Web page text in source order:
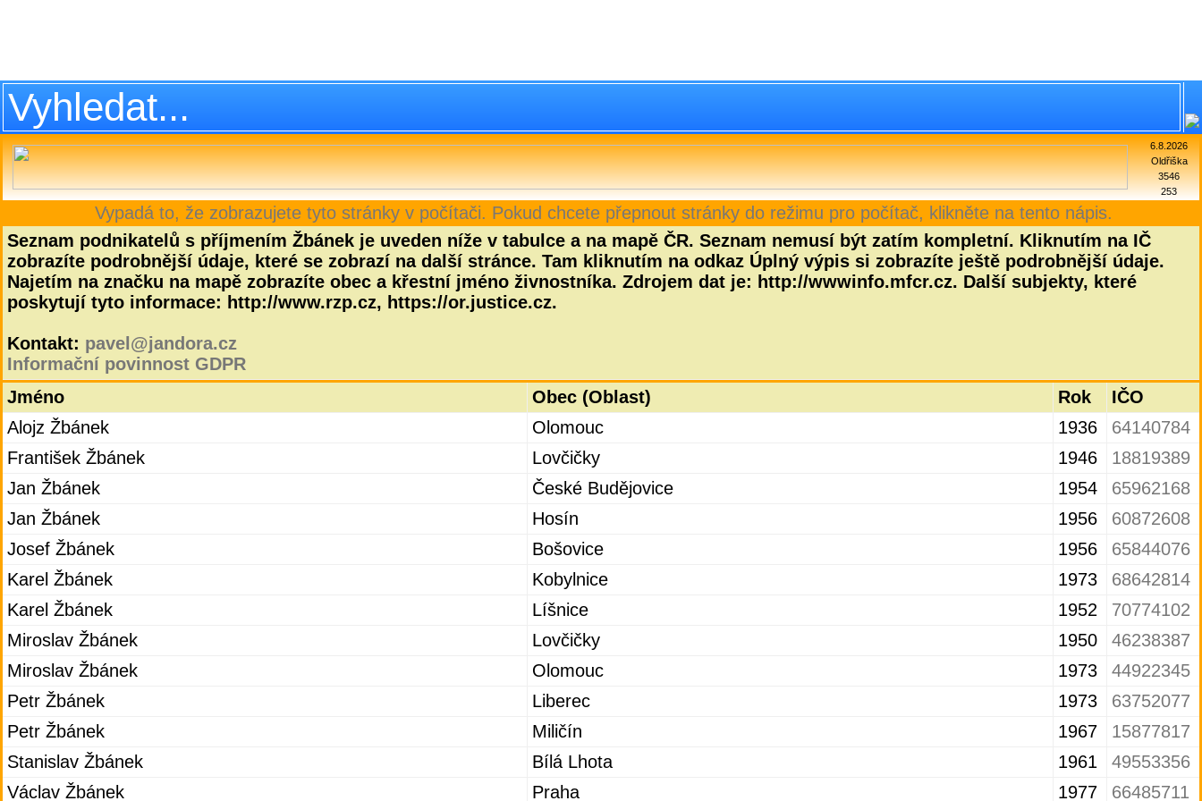
6.8.2026
Oldřiška
3546
253
Vypadá to, že zobrazujete tyto stránky v počítači. Pokud chcete přepnout stránky do režimu pro počítač, klikněte na tento nápis.
Seznam podnikatelů s příjmením Žbánek je uveden níže v tabulce a na mapě ČR. Seznam nemusí být zatím kompletní. Kliknutím na IČ
zobrazíte podrobnější údaje, které se zobrazí na další stránce. Tam kliknutím na odkaz Úplný výpis si zobrazíte ještě podrobnější údaje.
Najetím na značku na mapě zobrazíte obec a křestní jméno živnostníka. Zdrojem dat je: http://wwwinfo.mfcr.cz. Další subjekty, které
poskytují tyto informace: http://www.rzp.cz, https://or.justice.cz.
Kontakt: pavel@jandora.cz
Informační povinnost GDPR
Jméno
Obec (Oblast) Rok
IČO
Alojz Žbánek
Olomouc 1936
64140784
František Žbánek
Lovčičky 1946
18819389
Jan Žbánek
České Budějovice 1954
65962168
Jan Žbánek
Hosín 1956
60872608
Josef Žbánek
Bošovice 1956
65844076
Karel Žbánek
Kobylnice 1973
68642814
Karel Žbánek
Líšnice 1952
70774102
Miroslav Žbánek
Lovčičky 1950
46238387
Miroslav Žbánek
Olomouc 1973
44922345
Petr Žbánek
Liberec 1973
63752077
Petr Žbánek
Miličín 1967
15877817
Stanislav Žbánek
Bílá Lhota 1961
49553356
Václav Žbánek
Praha 1977
66485711